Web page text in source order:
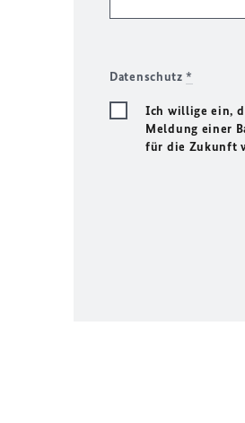
Datenschutz*
Ich willige ein,
Meldung einer
für die Zukunft